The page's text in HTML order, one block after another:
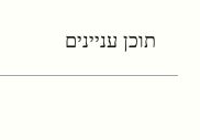
תוכן עניינים